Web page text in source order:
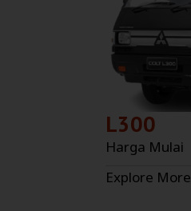
L300
Harga Mulai
Explore More